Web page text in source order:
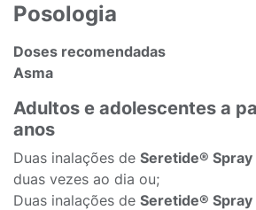
Posologia
Doses recomendadas
Asma
Adultos e adolescentes a
anos
Duas inalações de Seretide®
duas vezes ao dia ou;
Duas inalações de Seretide®